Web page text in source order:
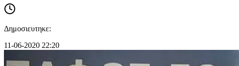
Δημοσιευτηκε:
11-06-2020 22:20